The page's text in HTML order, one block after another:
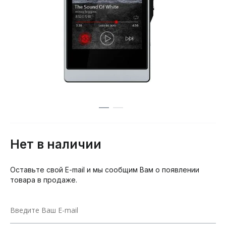
Нет в наличии
Оставьте свой E-mail и мы сообщим Вам о появлении
товара в продаже.